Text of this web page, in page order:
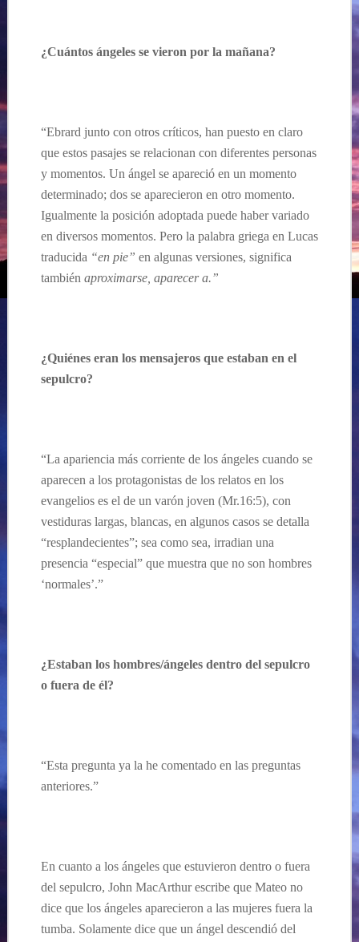
¿Cuántos ángeles se vieron por la mañana?
“Ebrard junto con otros críticos, han puesto en claro
que estos pasajes se relacionan con diferentes personas
y momentos. Un ángel se apareció en un momento
determinado; dos se aparecieron en otro momento.
Igualmente la posición adoptada puede haber variado
en diversos momentos. Pero la palabra griega en Lucas
traducida “en pie” en algunas versiones, significa
también aproximarse, aparecer a.”
¿Quiénes eran los mensajeros que estaban en el
sepulcro?
“La apariencia más corriente de los ángeles cuando se
aparecen a los protagonistas de los relatos en los
evangelios es el de un varón joven (Mr.16:5), con
vestiduras largas, blancas, en algunos casos se detalla
“resplandecientes”; sea como sea, irradian una
presencia “especial” que muestra que no son hombres
‘normales’.”
¿Estaban los hombres/ángeles dentro del sepulcro
o fuera de él?
“Esta pregunta ya la he comentado en las preguntas
anteriores.”
En cuanto a los ángeles que estuvieron dentro o fuera
del sepulcro, John MacArthur escribe que Mateo no
dice que los ángeles aparecieron a las mujeres fuera la
tumba. Solamente dice que un ángel descendió del